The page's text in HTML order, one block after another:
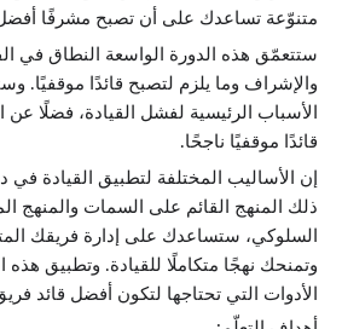
متنوّعة تساعدك على أن تصبح مشرفًا أفضل
ستتعمّق هذه الدورة الواسعة النطاق في
والإشراف وما يلزم لتصبح قائدًا موقفيًا.
الأسباب الرئيسية لفشل القيادة، فضلًا عن
قائدًا موقفيًا ناجحًا.
إن الأساليب المختلفة لتطبيق القيادة
ذلك المنهج القائم على السمات والمنهج
السلوكي، ستساعدك على إدارة فريقك
وتمنحك نهجًا متكاملًا للقيادة. وتطبيق
الأدوات التي تحتاجها لتكون أفضل قائد